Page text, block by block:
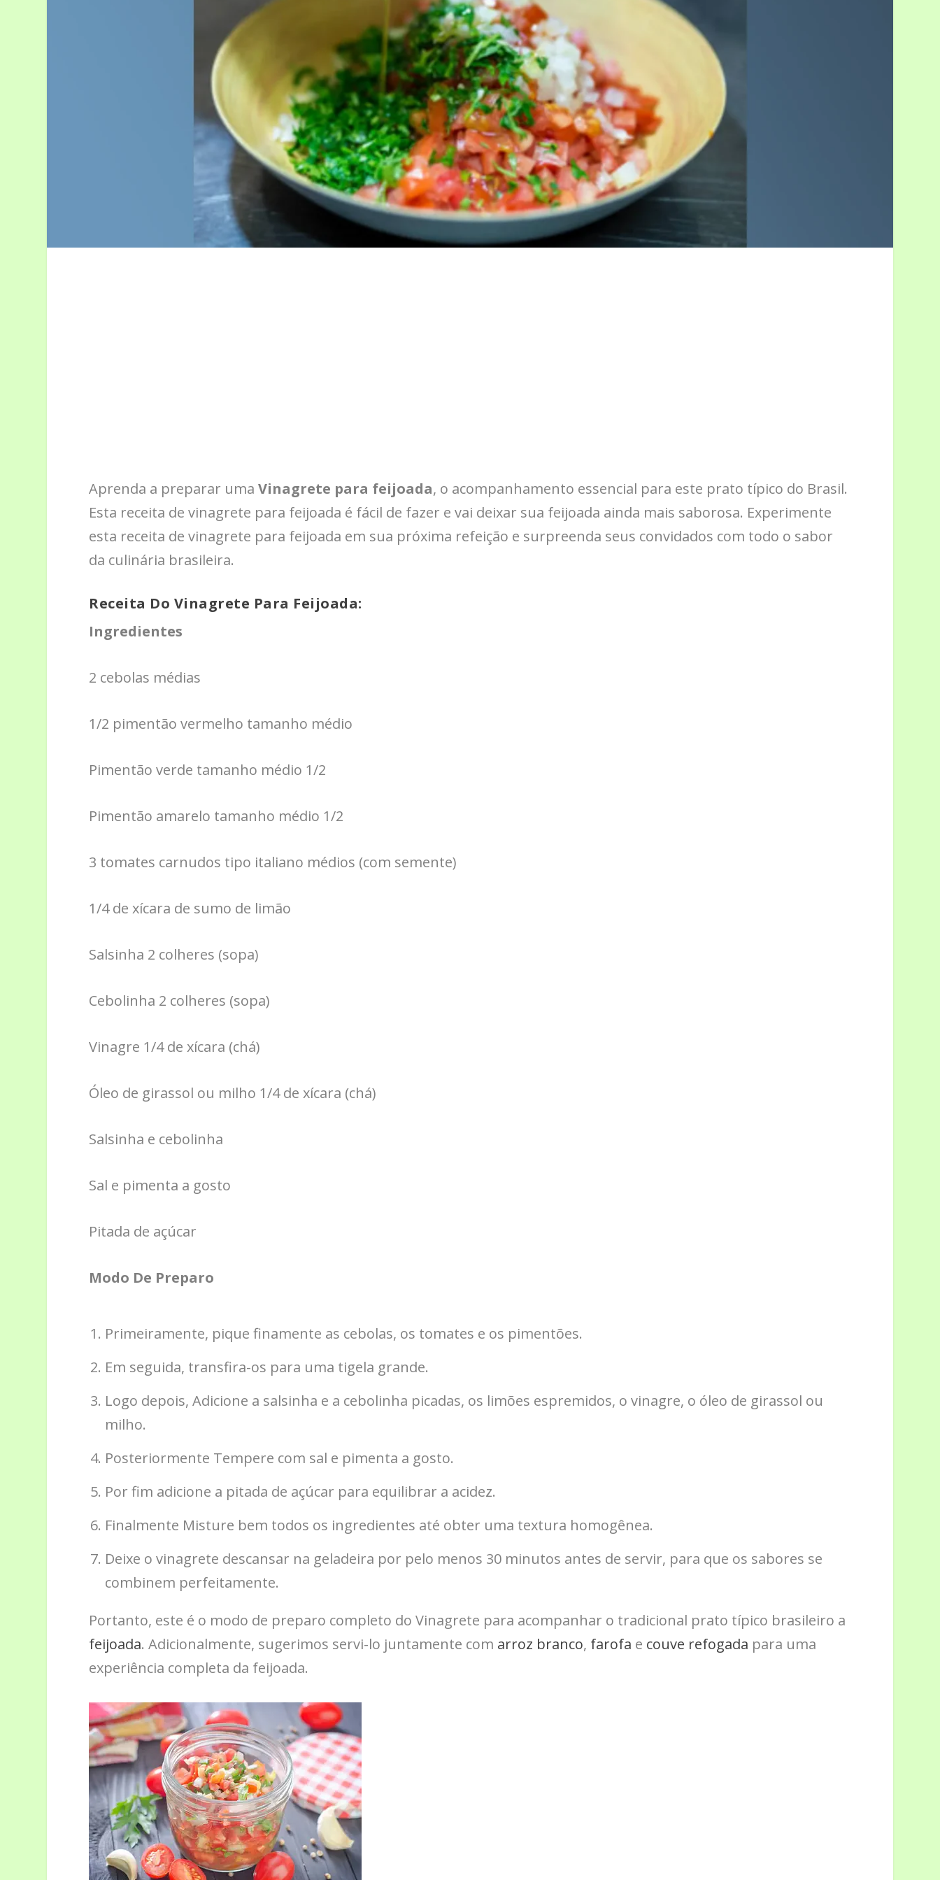
Aprenda a preparar umaVinagrete para feijoada, o acompanhamento essencial para este prato típico do Brasil.
Esta receita de vinagrete para feijoada é fácil de fazer e vai deixar sua feijoada ainda mais saborosa. Experimente
esta receita de vinagrete para feijoada em sua próxima refeição e surpreenda seus convidados com todo o sabor
da culinária brasileira.
Receita Do Vinagrete Para Feijoada:
Ingredientes
2 cebolas médias
1/2 pimentão vermelho tamanho médio
Pimentão verde tamanho médio 1/2
Pimentão amarelo tamanho médio 1/2
3 tomates carnudos tipo italiano médios (com semente)
1/4 de xícara de sumo de limão
Salsinha 2 colheres (sopa)
Cebolinha 2 colheres (sopa)
Vinagre 1/4 de xícara (chá)
Óleo de girassol ou milho 1/4 de xícara (chá)
Salsinha e cebolinha
Sal e pimenta a gosto
Pitada de açúcar
Modo De Preparo
Primeiramente, pique finamente as cebolas, os tomates e os pimentões.
Em seguida, transfira-os para uma tigela grande.
Logo depois, Adicione a salsinha e a cebolinha picadas, os limões espremidos, o vinagre, o óleo de girassol ou
milho.
Posteriormente Tempere com sal e pimenta a gosto.
Por fim adicione a pitada de açúcar para equilibrar a acidez.
Finalmente Misture bem todos os ingredientes até obter uma textura homogênea.
Deixe o vinagrete descansar na geladeira por pelo menos 30 minutos antes de servir, para que os sabores se
combinem perfeitamente.
Portanto, este é o modo de preparo completo do Vinagrete para acompanhar o tradicional prato típico brasileiro a
feijoada. Adicionalmente, sugerimos servi-lo juntamente com arroz branco, farofa e couve refogada para uma
experiência completa da feijoada.